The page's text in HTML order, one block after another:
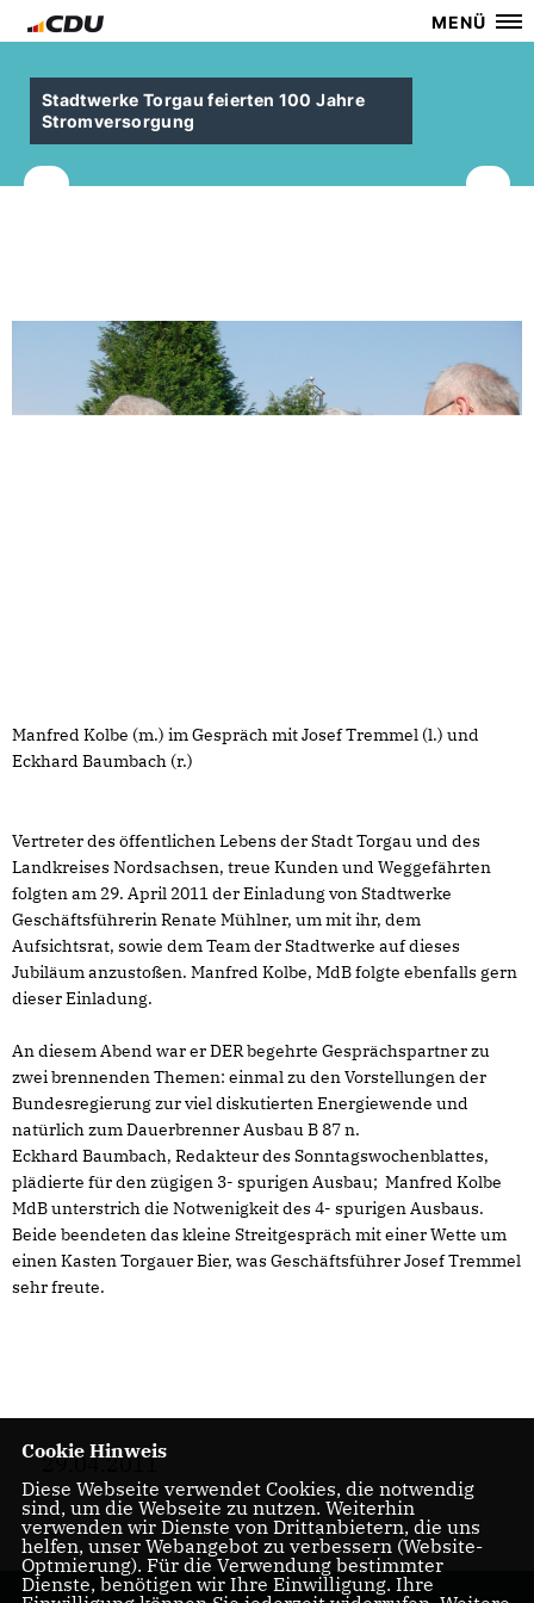
MENÜ
Stadtwerke Torgau feierten 100 Jahre
Stromversorgung
Manfred Kolbe (m.) im Gespräch mit Josef Tremmel (l.) und
Eckhard Baumbach (r.)
Vertreter des öffentlichen Lebens der Stadt Torgau und des
Landkreises Nordsachsen, treue Kunden und Weggefährten
folgten am 29. April 2011 der Einladung von Stadtwerke
Geschäftsführerin Renate Mühlner, um mit ihr, dem
Aufsichtsrat, sowie dem Team der Stadtwerke auf dieses
Jubiläum anzustoßen. Manfred Kolbe, MdB folgte ebenfalls gern
dieser Einladung.
An diesem Abend war er DER begehrte Gesprächspartner zu
zwei brennenden Themen: einmal zu den Vorstellungen der
Bundesregierung zur viel diskutierten Energiewende und
natürlich zum Dauerbrenner Ausbau B 87 n.
Eckhard Baumbach, Redakteur des Sonntagswochenblattes,
plädierte für den zügigen 3- spurigen Ausbau; Manfred Kolbe
MdB unterstrich die Notwenigkeit des 4- spurigen Ausbaus.
Beide beendeten das kleine Streitgespräch mit einer Wette um
einen Kasten Torgauer Bier, was Geschäftsführer Josef Tremmel
sehr freute.
29.04.2011
Cookie Hinweis
Diese Webseite verwendet Cookies, die notwendig
sind, um die Webseite zu nutzen. Weiterhin
verwenden wir Dienste von Drittanbietern, die uns
helfen, unser Webangebot zu verbessern (Website-
Optmierung). Für die Verwendung bestimmter
Dienste, benötigen wir Ihre Einwilligung. Ihre